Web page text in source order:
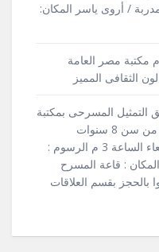
: 80 جنيه المدربة / أروى ياسر المكان:
مكتبة مصر العامة
الثقافى المميز
المسرحى بمكتبة
مصر العامة بالزقازيقالفئة العمرية : من سن 8 سنوات
فأكثر الموعد : السبت والاثنين والاربعاء الساعة 3 م الرسوم :
تدريبية المكان : قاعة المسرح
بالحجز بقسم العلاقات